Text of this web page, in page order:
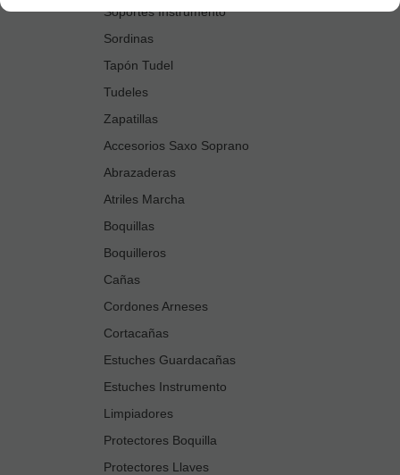
Soportes Instrumento
Sordinas
Tapón Tudel
Tudeles
Zapatillas
Accesorios Saxo Soprano
Abrazaderas
Atriles Marcha
Boquillas
Boquilleros
Cañas
Cordones Arneses
Cortacañas
Estuches Guardacañas
Estuches Instrumento
Limpiadores
Protectores Boquilla
Protectores Llaves